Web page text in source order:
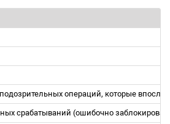
операций, которые
срабатываний (ошибочно